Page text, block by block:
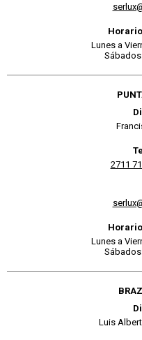
Lunes a
2711
Lunes a
Luis